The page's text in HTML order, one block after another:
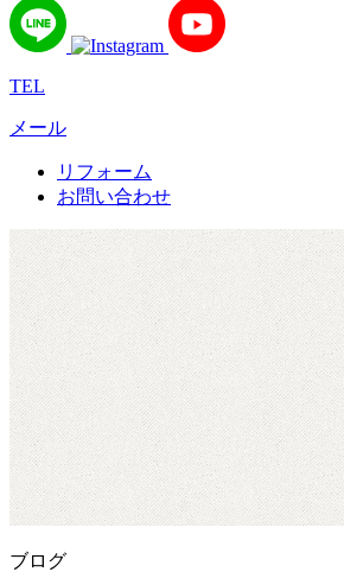
TEL
メール
リフォーム
お問い合わせ
ブログ